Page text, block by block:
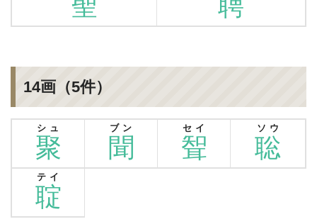
聖 聘
14画（5件）
聚
シュ
聞
ブン
聟
セイ
聡
ソウ
聢
テイ